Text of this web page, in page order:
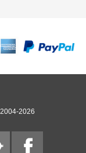
2026